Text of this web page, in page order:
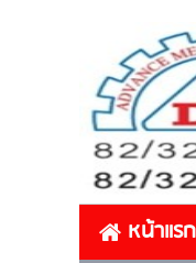
หน้าแรก